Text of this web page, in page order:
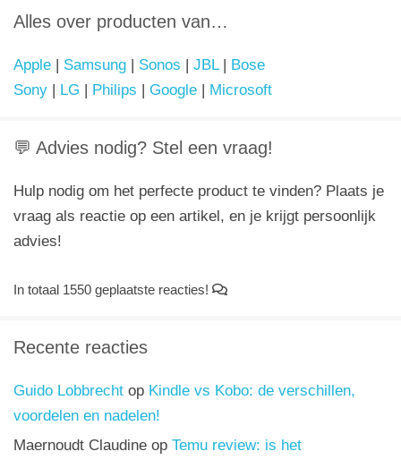
Alles over producten van…
Apple Samsung Sonos JBL|
Bose
Sony
LG Philips Google Microsoft
💬 Advies nodig? Stel een vraag!
Hulp nodig om het perfecte product te vinden? Plaats je
vraag als reactie op een artikel, en je krijgt persoonlijk
advies!
In totaal 1550 geplaatste reacties!
Recente reacties
Guido Lobbrecht op Kindle vs Kobo: de verschillen,
voordelen en nadelen!
Maernoudt Claudine op Temu review: is het